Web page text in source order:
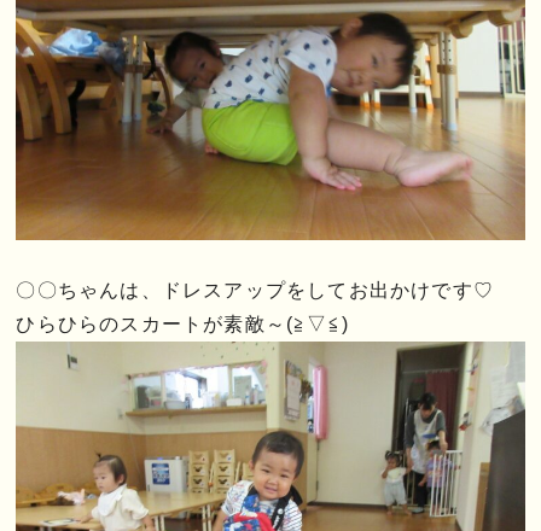
〇〇ちゃんは、ドレスアップをしてお出かけです♡
ひらひらのスカートが素敵～(≧▽≦)